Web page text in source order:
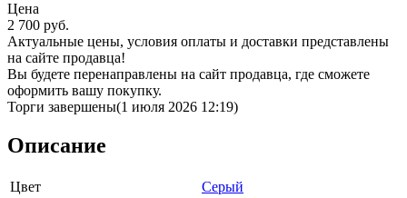
Цена
2 700 руб.
Актуальные цены, условия оплаты и доставки представлены
на сайте продавца!
Вы будете перенаправлены на сайт продавца, где сможете
оформить вашу покупку.
Торги завершены(1 июля 2026 12:19)
Описание
Цвет
Серый